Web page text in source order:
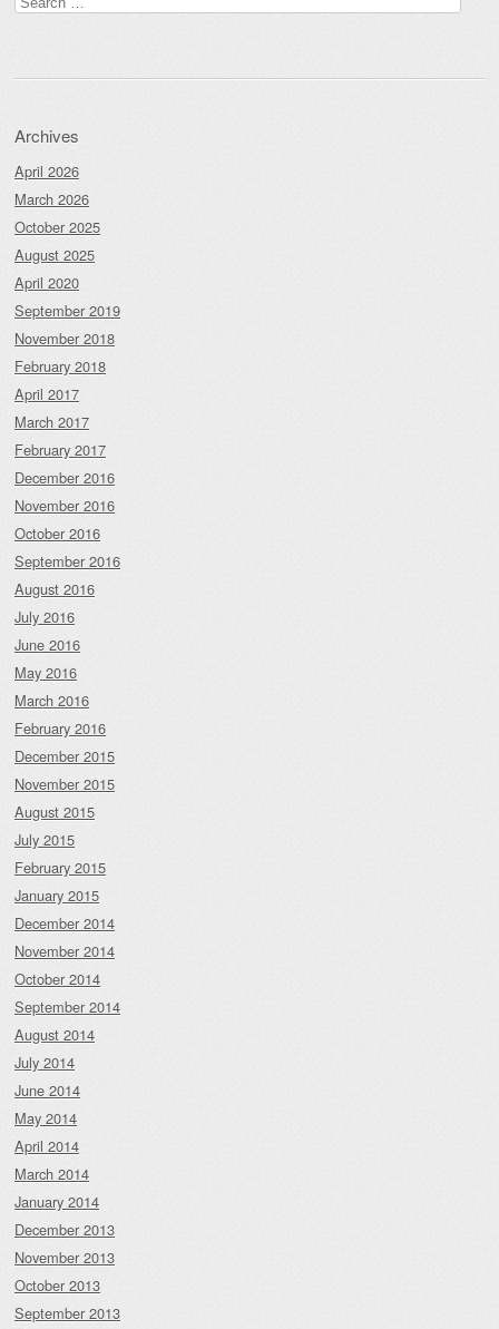
for:
Archives
April 2026
March 2026
October 2025
August 2025
April 2020
September 2019
November 2018
February 2018
April 2017
March 2017
February 2017
December 2016
November 2016
October 2016
September 2016
August 2016
July 2016
June 2016
May 2016
March 2016
February 2016
December 2015
November 2015
August 2015
July 2015
February 2015
January 2015
December 2014
November 2014
October 2014
September 2014
August 2014
July 2014
June 2014
May 2014
April 2014
March 2014
January 2014
December 2013
November 2013
October 2013
September 2013